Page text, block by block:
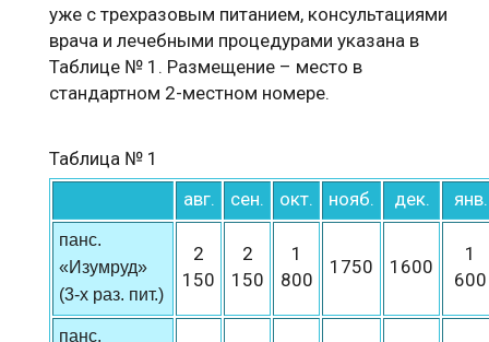
уже с трехразовым питанием, консультациями
врача и лечебными процедурами указана в
Таблице № 1. Размещение – место в
стандартном 2-местном номере.
Таблица № 1
авг.
сен. окт. нояб. дек. янв.
панс.
«Изумруд»
(3-х раз. пит.)
2
150
2
150
1
800
1750 1600
1
600
панс.